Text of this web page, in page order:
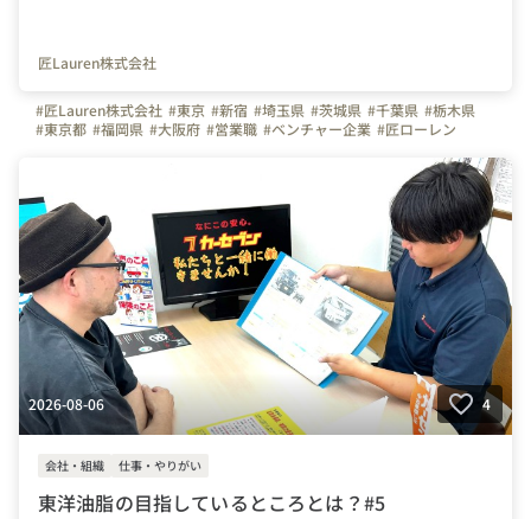
匠Lauren株式会社
#匠Lauren株式会社 #東京 #新宿 #埼玉県 #茨城県 #千葉県 #栃木県
#東京都 #福岡県 #大阪府 #営業職 #ベンチャー企業 #匠ローレン
2026-08-06 4
会社・組織 仕事・やりがい
東洋油脂の目指しているところとは？#5